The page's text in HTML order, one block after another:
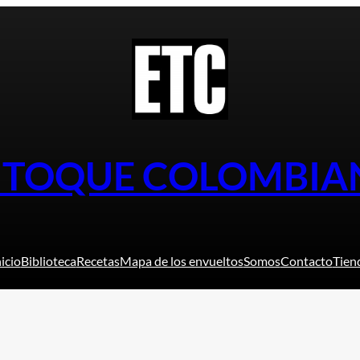
TOQUE
BibliotecaRecetasMapa de los envueltosSomosContacto